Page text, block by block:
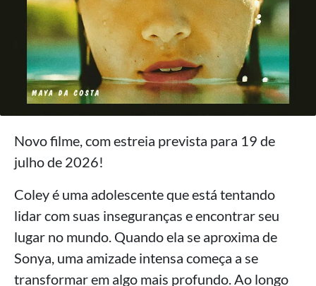
Novo filme, com estreia prevista para 19 de
julho de 2026!
Coley é uma adolescente que está tentando
lidar com suas inseguranças e encontrar seu
lugar no mundo. Quando ela se aproxima de
Sonya, uma amizade intensa começa a se
transformar em algo mais profundo. Ao longo